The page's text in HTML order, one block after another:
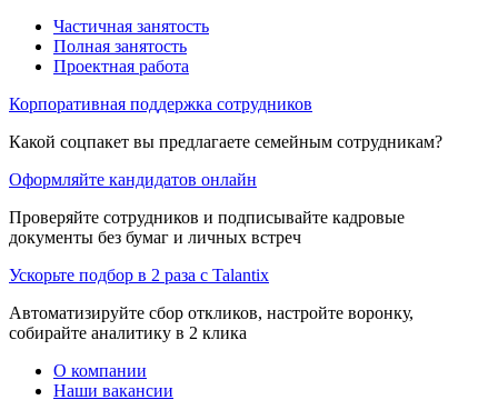
Частичная занятость
Полная занятость
Проектная работа
Корпоративная поддержка сотрудников
Какой соцпакет вы предлагаете семейным сотрудникам?
Оформляйте кандидатов онлайн
Проверяйте сотрудников и подписывайте кадровые
документы без бумаг и личных встреч
Ускорьте подбор в 2 раза с Talantix
Автоматизируйте сбор откликов, настройте воронку,
собирайте аналитику в 2 клика
О компании
Наши вакансии